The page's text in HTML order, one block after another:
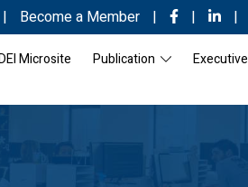
| Become a Member | | |
Microsite Publication
Executive